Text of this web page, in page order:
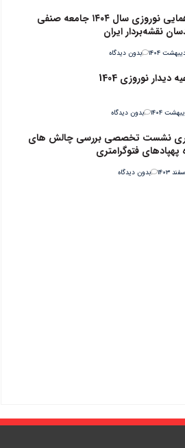
گردهمایی نوروزی سال ۱۴۰۴ جامعه صنفی
نقشه‌بردار ایران
بدون دیدگاه
دیدار نوروزی 1404
بدون دیدگاه
نشست تخصصی بررسی چالش های
پهپادهای فتوگرامتری
بدون دیدگاه